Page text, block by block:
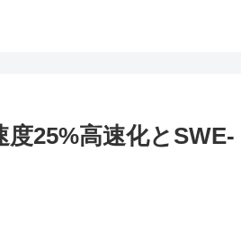
25%高速化とSWE-